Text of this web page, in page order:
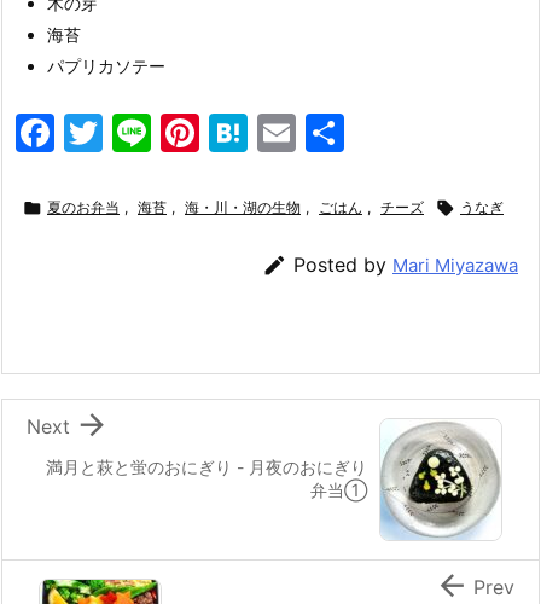
海苔
パプリカソテー
F
c
o
k
T
itt
Li
e
Pi
er
H
e
a
E
ai
l
 夏のお弁当 , 海苔 , 海・川・湖の生物 , ごはん , チーズ  うなぎ
 Posted by Mari Miyazawa
満月と萩と蛍のおにぎり - 月夜のおにぎり
弁当①

Next
 Prev